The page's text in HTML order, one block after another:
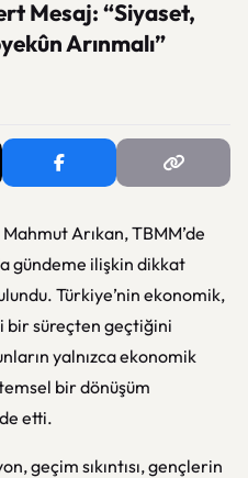
Mesaj: “Siyaset,
Arınmalı”
Mahmut Arıkan, TBMM’de
gündeme ilişkin dikkat
Türkiye’nin ekonomik,
bir süreçten geçtiğini
yalnızca ekonomik
bir dönüşüm
etti.
geçim sıkıntısı, gençlerin